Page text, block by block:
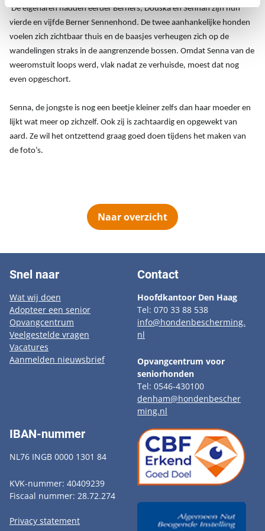
De eigenaren hadden eerder Berners, Douska en Sennan zijn hun
vierde en vijfde Berner Sennenhond. De twee aanhankelijke honden
voelen zich zichtbaar thuis en de baasjes verheugen zich op de
wandelingen straks in de aangrenzende bossen. Omdat Senna van de
weeromstuit loops werd, vlak nadat ze verhuisde, moest dat nog
even opgeschort.
Senna, de jongste is nog een beetje kleiner zelfs dan haar moeder en
lijkt wat meer op zichzelf. Ook zij is zachtaardig en opgewekt van
aard. Ze wil het ontzettend graag goed doen tijdens het maken van
de foto’s.
Naar overzicht
Snel naar
Wat wij doen
Adopteer een senior
Opvangcentrum
Veelgestelde vragen
Vacatures
Aanmelden nieuwsbrief
Contact
Hoofdkantoor Den Haag
Tel: 070 33 88 538
info@hondenbescherming.
nl
Opvangcentrum voor
seniorhonden
Tel: 0546-430100
denham@hondenbescher
ming.nl
IBAN-nummer
NL76 INGB 0000 1301 84
KVK-nummer: 40409239
Fiscaal nummer: 28.72.274
Privacy statement